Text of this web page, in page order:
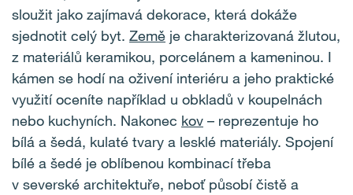
sloužit jako zajímavá dekorace, která dokáže
sjednotit celý byt. Země je charakterizovaná žlutou,
z materiálů keramikou, porcelánem a kameninou. I
kámen se hodí na oživení interiéru a jeho praktické
využití oceníte například u obkladů v koupelnách
nebo kuchyních. Nakonec kov – reprezentuje ho
bílá a šedá, kulaté tvary a lesklé materiály. Spojení
bílé a šedé je oblíbenou kombinací třeba
v severské architektuře, neboť působí čistě a